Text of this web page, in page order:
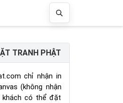
TRANH PHẬT
chỉ nhận in
(không nhận
khách có thể đặt